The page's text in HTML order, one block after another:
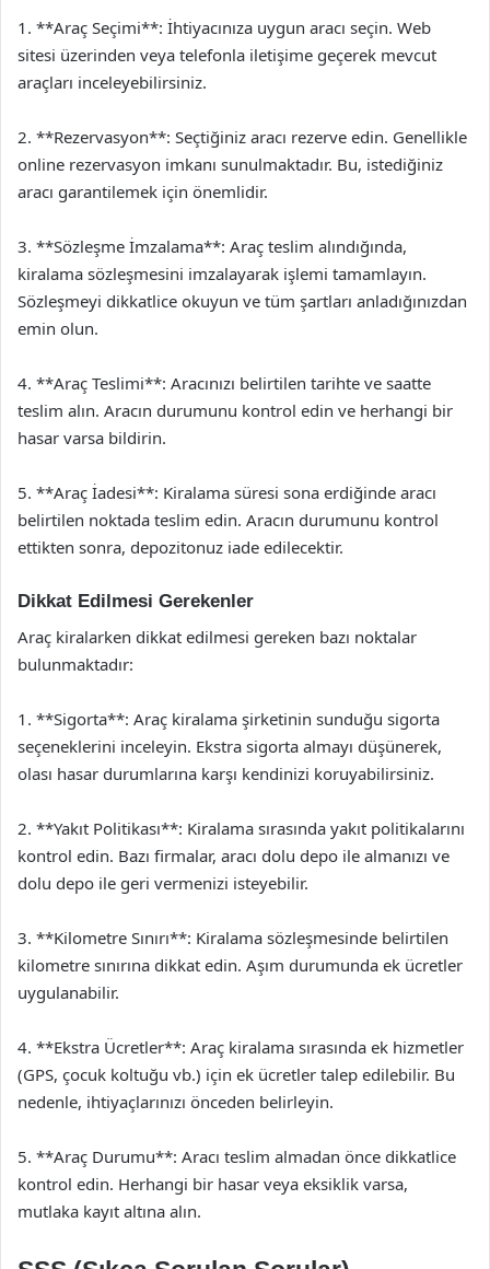
1. **Araç Seçimi**: İhtiyacınıza uygun aracı seçin. Web
sitesi üzerinden veya telefonla iletişime geçerek mevcut
araçları inceleyebilirsiniz.
2. **Rezervasyon**: Seçtiğiniz aracı rezerve edin. Genellikle
online rezervasyon imkanı sunulmaktadır. Bu, istediğiniz
aracı garantilemek için önemlidir.
3. **Sözleşme İmzalama**: Araç teslim alındığında,
kiralama sözleşmesini imzalayarak işlemi tamamlayın.
Sözleşmeyi dikkatlice okuyun ve tüm şartları anladığınızdan
emin olun.
4. **Araç Teslimi**: Aracınızı belirtilen tarihte ve saatte
teslim alın. Aracın durumunu kontrol edin ve herhangi bir
hasar varsa bildirin.
5. **Araç İadesi**: Kiralama süresi sona erdiğinde aracı
belirtilen noktada teslim edin. Aracın durumunu kontrol
ettikten sonra, depozitonuz iade edilecektir.
Dikkat Edilmesi Gerekenler
Araç kiralarken dikkat edilmesi gereken bazı noktalar
bulunmaktadır:
1. **Sigorta**: Araç kiralama şirketinin sunduğu sigorta
seçeneklerini inceleyin. Ekstra sigorta almayı düşünerek,
olası hasar durumlarına karşı kendinizi koruyabilirsiniz.
2. **Yakıt Politikası**: Kiralama sırasında yakıt politikalarını
kontrol edin. Bazı firmalar, aracı dolu depo ile almanızı ve
dolu depo ile geri vermenizi isteyebilir.
3. **Kilometre Sınırı**: Kiralama sözleşmesinde belirtilen
kilometre sınırına dikkat edin. Aşım durumunda ek ücretler
uygulanabilir.
4. **Ekstra Ücretler**: Araç kiralama sırasında ek hizmetler
(GPS, çocuk koltuğu vb.) için ek ücretler talep edilebilir. Bu
nedenle, ihtiyaçlarınızı önceden belirleyin.
5. **Araç Durumu**: Aracı teslim almadan önce dikkatlice
kontrol edin. Herhangi bir hasar veya eksiklik varsa,
mutlaka kayıt altına alın.